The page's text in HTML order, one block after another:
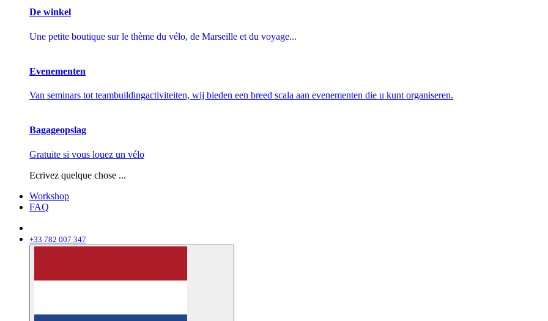
De winkel
Une petite boutique sur le thème du vélo, de Marseille et du voyage...
Evenementen
Van seminars tot teambuildingactiviteiten, wij bieden een breed scala aan evenementen die u kunt organiseren.
Bagageopslag
Gratuite si vous louez un vélo
Ecrivez quelque chose ...
Workshop
FAQ
+33 782 007 347